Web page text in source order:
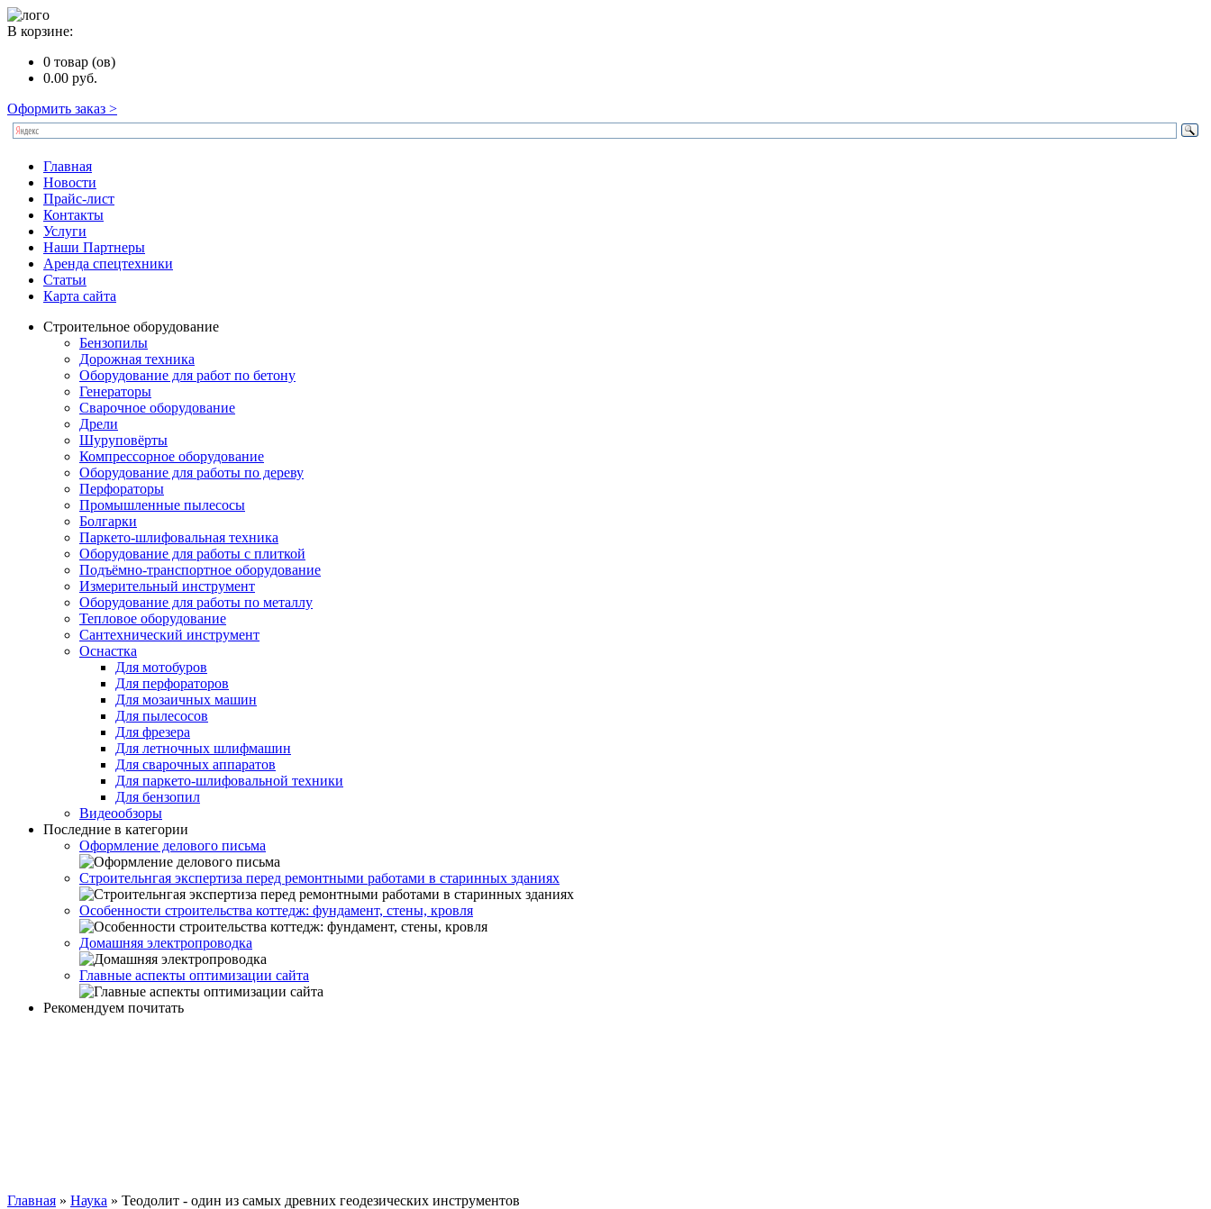
В корзине:
0 товар (ов)
0.00 руб.
Оформить заказ >
Главная
Новости
Прайс-лист
Контакты
Услуги
Наши Партнеры
Аренда спецтехники
Статьи
Карта сайта
Строительное оборудование
Бензопилы
Дорожная техника
Оборудование для работ по бетону
Генераторы
Сварочное оборудование
Дрели
Шуруповёрты
Компрессорное оборудование
Оборудование для работы по дереву
Перфораторы
Промышленные пылесосы
Болгарки
Паркето-шлифовальная техника
Оборудование для работы с плиткой
Подъёмно-транспортное оборудование
Измерительный инструмент
Оборудование для работы по металлу
Тепловое оборудование
Сантехнический инструмент
Оснастка
Для мотобуров
Для перфораторов
Для мозаичных машин
Для пылесосов
Для фрезера
Для летночных шлифмашин
Для сварочных аппаратов
Для паркето-шлифовальной техники
Для бензопил
Видеообзоры
Последние в категории
Оформление делового письма
Строительнгая экспертиза перед ремонтными работами в старинных зданиях
Особенности строительства коттедж: фундамент, стены, кровля
Домашняя электропроводка
Главные аспекты оптимизации сайта
Рекомендуем почитать
Главная » Наука » Теодолит - один из самых древних геодезических инструментов